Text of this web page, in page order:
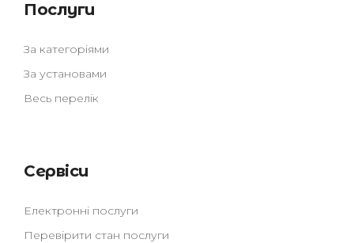
Послуги
За категоріями
За установами
Весь перелік
Сервіси
Електронні послуги
Перевірити стан послуги